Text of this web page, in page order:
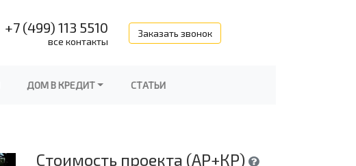
+7 (499) 113 5510
все контакты
Заказать звонок
ДОМ В КРЕДИТ СТАТЬИ
Стоимость проекта (АР+КР)